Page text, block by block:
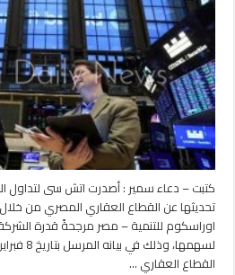
كتبت – دعاء سمير : أصدرت اتش سى لتداول
تحديثها عن القطاع العقاري المصري من
اوراسكوم للتنمية – مصر مرجحةً قدرة
لسهمها،
القطاع العقاري …